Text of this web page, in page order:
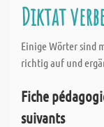
Diktat
Einige Wörter sind
richtig auf und
Fiche
suivants